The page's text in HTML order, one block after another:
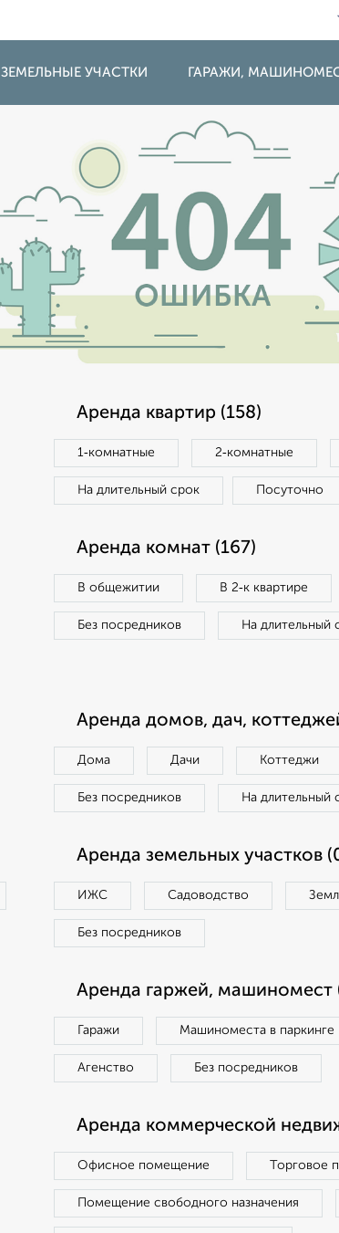
ЗЕМЕЛЬНЫЕ УЧАСТКИ ГАРАЖИ,
Аренда квартир (158)
1‑комнатные 2‑комнатные
На длительный срок Посуточно
Аренда комнат (167)
В общежитии В 2‑к квартире
Без посредников На длительный
Аренда домов, дач,
Дома Дачи Коттеджи
Без посредников На длительный
Аренда земельных участков
ИЖС Садоводство
Без посредников
Аренда гаржей, машиномест
Гаражи Машиноместа в паркинге
Агенство Без посредников
Аренда коммерческой
Офисное помещение Торговое
Помещение свободного назначения